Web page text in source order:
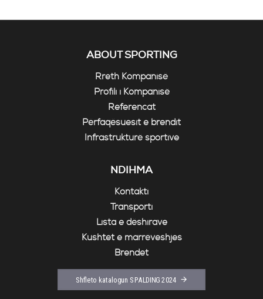
ABOUT SPORTING
Rreth Kompanisë
Profili i Kompanisë
Referencat
Përfaqësuesit e brendit
Infrastrukturë sportive
NDIHMA
Kontakti
Transporti
Lista e dëshirave
Kushtet e marrëveshjes
Brendet
Shfleto katalogun SPALDING 2024